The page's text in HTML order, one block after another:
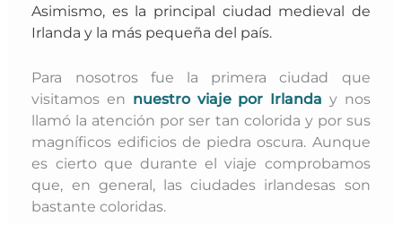
Asimismo, es la principal ciudad medieval de
Irlanda y la más pequeña del país.
Para nosotros fue la primera ciudad que
visitamos en nuestro viaje por Irlanda y nos
llamó la atención por ser tan colorida y por sus
magníficos edificios de piedra oscura. Aunque
es cierto que durante el viaje comprobamos
que, en general, las ciudades irlandesas son
bastante coloridas.